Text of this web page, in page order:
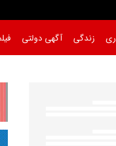
زندگی آگهی دولتی